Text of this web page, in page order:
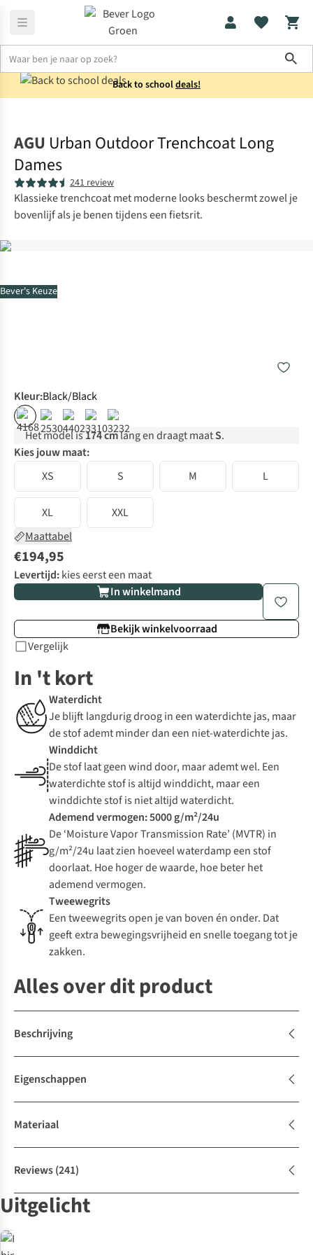
Back to schooldeals!
Bever's Keuze
AGU Urban Outdoor Trenchcoat Long
Dames
241 review
Klassieke trenchcoat met moderne looks beschermt zowel je
bovenlijf als je benen tijdens een fietsrit.
Kleur:Black/Black
%
Het model is174 cmlang en draagt maatS.
Kies jouw maat:
XS
S M L
XL
XXL
Maattabel
€194,95
Levertijd:kies eerst een maat
In winkelmand
Bekijk winkelvoorraad
Vergelijk
In 't kort
Waterdicht
Je blijft langdurig droog in een waterdichte jas, maar
de stof ademt minder dan een niet-waterdichte jas.
Winddicht
De stof laat geen wind door, maar ademt wel. Een
waterdichte stof is altijd winddicht, maar een
winddichte stof is niet altijd waterdicht.
Ademend vermogen: 5000 g/m²/24u
De ‘Moisture Vapor Transmission Rate’ (MVTR) in
g/m²/24u laat zien hoeveel waterdamp een stof
doorlaat. Hoe hoger de waarde, hoe beter het
ademend vermogen.
Tweewegrits
Een tweewegrits open je van boven én onder. Dat
geeft extra bewegingsvrijheid en snelle toegang tot je
zakken.
Alles over dit product
Beschrijving
Eigenschappen
Materiaal
Reviews(241)
Uitgelicht